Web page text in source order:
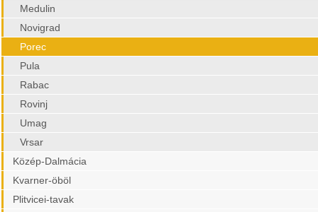
Medulin
Novigrad
Porec
Pula
Rabac
Rovinj
Umag
Vrsar
Közép-Dalmácia
Kvarner-öböl
Plitvicei-tavak